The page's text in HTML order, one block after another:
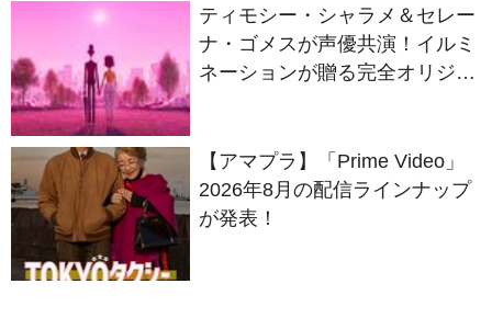
ティモシー・シャラメ＆セレー
ナ・ゴメスが声優共演！イルミ
ネーションが贈る完全オリジナ
【アマプラ】「Prime Video」
2026年8月の配信ラインナップ
が発表！